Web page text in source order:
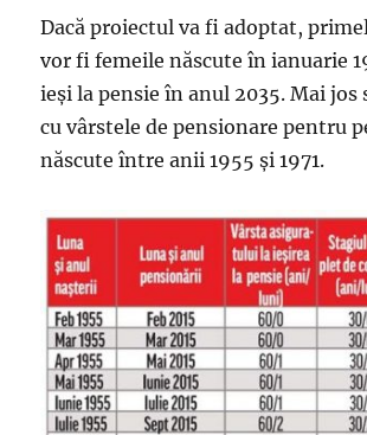
Dacă proiectul va fi adoptat,
vor fi femeile născute în ianuarie
ieși la pensie în anul 2035. Mai jos
cu vârstele de pensionare pentru
născute între anii 1955 și 1971.